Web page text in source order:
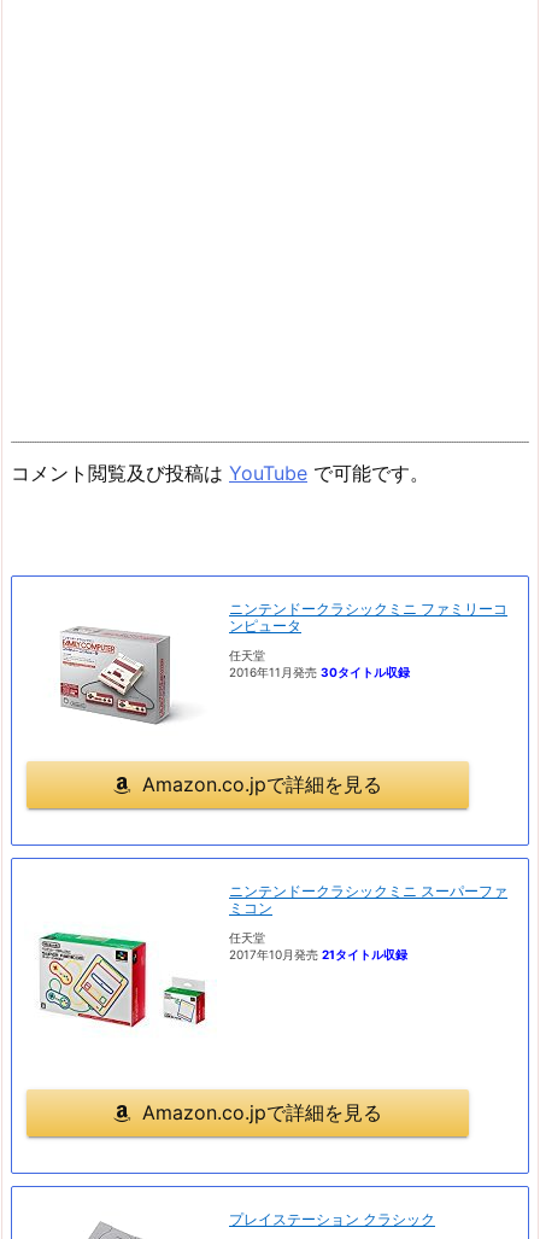
コメント閲覧及び投稿は YouTube で可能です。
ニンテンドークラシックミニ ファミリーコ
ンピュータ
任天堂
2016年11月発売 30タイトル収録
Amazon.co.jpで詳細を見る
ニンテンドークラシックミニ スーパーファ
ミコン
任天堂
2017年10月発売 21タイトル収録
Amazon.co.jpで詳細を見る
プレイステーション クラシック